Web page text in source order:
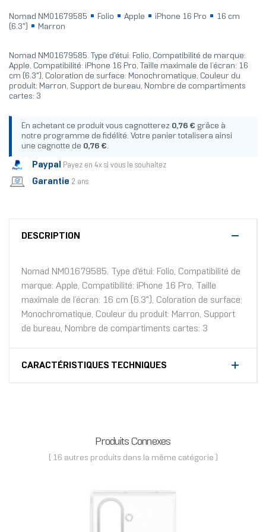
Nomad NM01679585 Folio Apple iPhone 16 Pro
16 cm
(6.3")
Marron
Nomad NM01679585. Type d'étui: Folio, Compatibilité de marque:
Apple, Compatibilité: iPhone 16 Pro, Taille maximale de l’écran: 16
cm (6.3"), Coloration de surface: Monochromatique, Couleur du
produit: Marron, Support de bureau, Nombre de compartiments
cartes: 3
En achetant ce produit vous cagnotterez 0,76 € grâce à
notre programme de fidélité. Votre panier totalisera ainsi
une cagnotte de 0,76 €.
Paypal Payez en 4x si vous le souhaitez
Garantie 2 ans
DESCRIPTION
Nomad NM01679585. Type d'étui: Folio, Compatibilité de
marque: Apple, Compatibilité: iPhone 16 Pro, Taille
maximale de l’écran: 16 cm (6.3"), Coloration de surface:
Monochromatique, Couleur du produit: Marron, Support
de bureau, Nombre de compartiments cartes: 3
CARACTÉRISTIQUES TECHNIQUES
Produits Connexes
( 16 autres produits dans la même catégorie )